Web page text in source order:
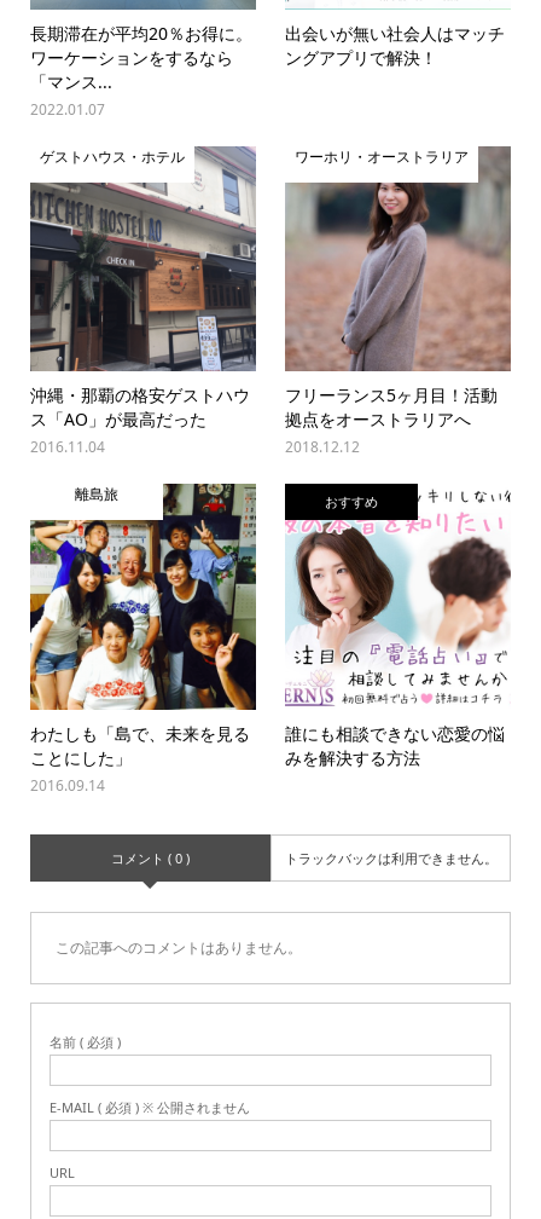
長期滞在が平均20％お得に。
ワーケーションをするなら
「マンス...
2022.01.07
出会いが無い社会人はマッチ
ングアプリで解決！
ゲストハウス・ホテル
沖縄・那覇の格安ゲストハウ
ス「AO」が最高だった
2016.11.04
ワーホリ・オーストラリア
フリーランス5ヶ月目！活動
拠点をオーストラリアへ
2018.12.12
離島旅
わたしも「島で、未来を見る
ことにした」
2016.09.14
おすすめ
誰にも相談できない恋愛の悩
みを解決する方法
コメント ( 0 ) トラックバックは利用できません。
この記事へのコメントはありません。
名前 ( 必須 )
E-MAIL ( 必須 ) ※ 公開されません
URL